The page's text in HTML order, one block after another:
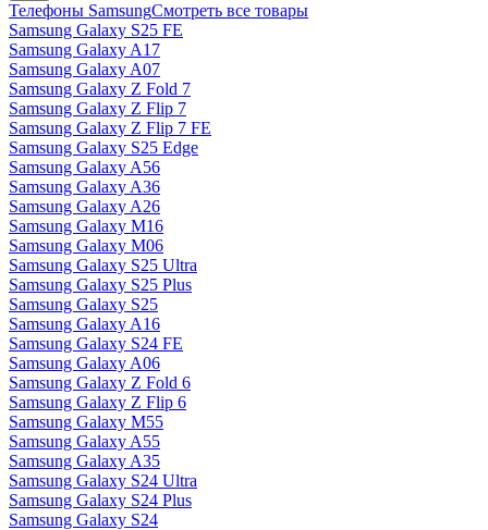
Телефоны SamsungСмотреть все товары
Samsung Galaxy S25 FE
Samsung Galaxy A17
Samsung Galaxy A07
Samsung Galaxy Z Fold 7
Samsung Galaxy Z Flip 7
Samsung Galaxy Z Flip 7 FE
Samsung Galaxy S25 Edge
Samsung Galaxy A56
Samsung Galaxy A36
Samsung Galaxy A26
Samsung Galaxy M16
Samsung Galaxy M06
Samsung Galaxy S25 Ultra
Samsung Galaxy S25 Plus
Samsung Galaxy S25
Samsung Galaxy A16
Samsung Galaxy S24 FE
Samsung Galaxy A06
Samsung Galaxy Z Fold 6
Samsung Galaxy Z Flip 6
Samsung Galaxy M55
Samsung Galaxy A55
Samsung Galaxy A35
Samsung Galaxy S24 Ultra
Samsung Galaxy S24 Plus
Samsung Galaxy S24